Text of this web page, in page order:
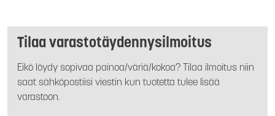
Tilaa varastotäydennysilmoitus
Eikö löydy sopivaa painoa/väriä/kokoa? Tilaa ilmoitus niin
saat sähköpostiisi viestin kun tuotetta tulee lisää
varastoon.